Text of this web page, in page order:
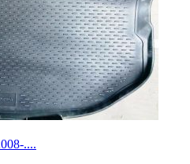
....